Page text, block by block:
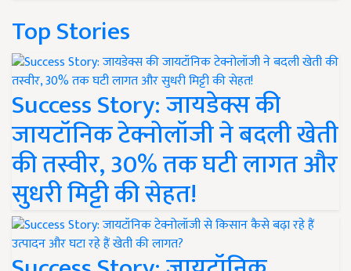
Top Stories
Success Story: जायडेक्स की
जायटॉनिक टेक्नोलॉजी ने बदली खेती
की तस्वीर, 30% तक घटी लागत और
सुधरी मिट्टी की सेहत!